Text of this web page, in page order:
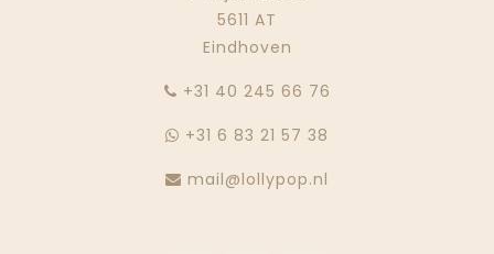
5611 AT
Eindhoven
‭+31 40 245 66 76
+31 6 83 21 57 38
mail@lollypop.nl